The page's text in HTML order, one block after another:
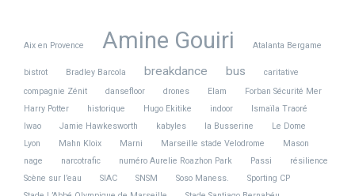
Aix en Provence Amine Gouiri Atalanta Bergame
bistrot Bradley Barcola breakdance bus
caritative
compagnie Zénit
dansefloor drones Elam
Forban Sécurité Mer
Harry Potter
historique Hugo Ekitike indoor
Ismaïla Traoré
Iwao
Jamie Hawkesworth kabyles la Busserine
Le Dome
Lyon
Mahn Kloix Marni Marseille stade Velodrome
Mason
nage
narcotrafic numéro Aurelie Roazhon Park Passi
résilience
Scène sur l’eau
SIAC SNSM Soso Maness.
Sporting CP